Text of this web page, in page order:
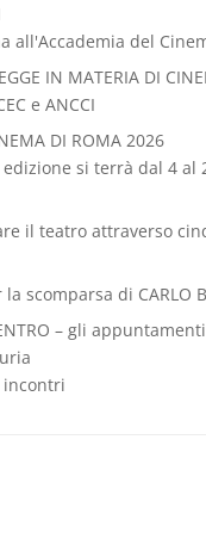
all'Accademia del
IN MATERIA DI
e ANCCI
DI ROMA 2026
edizione si terrà dal 4 al
il teatro attraverso
scomparsa di CARLO
– gli
incontri